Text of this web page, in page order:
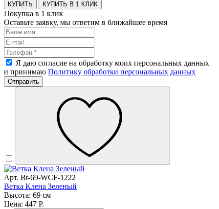
КУПИТЬ В 1 КЛИК
Покупка в 1 клик
Оставьте заявку, мы ответим в ближайшее время
Я даю согласие на обработку моих персональных данных
и принимаю Политику обработки персональных данных
Отправить
Арт. Bt-69-WCF-1222
Ветка Клена Зеленый
Высота: 69 см
Цена: 447 Р.